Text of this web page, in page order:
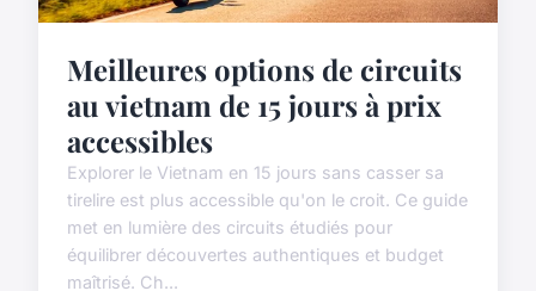
Meilleures options de circuits
au vietnam de 15 jours à prix
accessibles
Explorer le Vietnam en 15 jours sans casser sa
tirelire est plus accessible qu'on le croit. Ce guide
met en lumière des circuits étudiés pour
équilibrer découvertes authentiques et budget
maîtrisé. Ch...